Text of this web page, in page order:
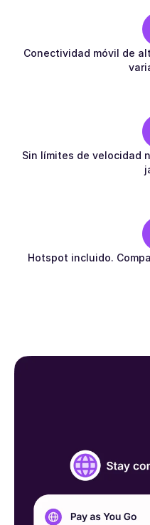
Conectividad móvil de
Sin límites de velocidad
Hotspot incluido.